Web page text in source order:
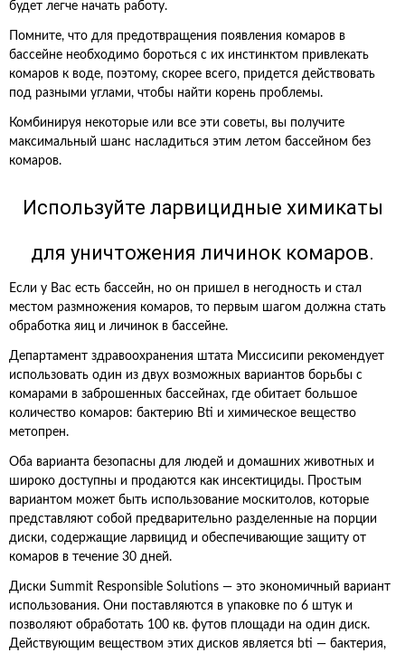
будет легче начать работу.
Помните, что для предотвращения появления комаров в
бассейне необходимо бороться с их инстинктом привлекать
комаров к воде, поэтому, скорее всего, придется действовать
под разными углами, чтобы найти корень проблемы.
Комбинируя некоторые или все эти советы, вы получите
максимальный шанс насладиться этим летом бассейном без
комаров.
Используйте ларвицидные химикаты
для уничтожения личинок комаров.
Если у Вас есть бассейн, но он пришел в негодность и стал
местом размножения комаров, то первым шагом должна стать
обработка яиц и личинок в бассейне.
Департамент здравоохранения штата Миссисипи рекомендует
использовать один из двух возможных вариантов борьбы с
комарами в заброшенных бассейнах, где обитает большое
количество комаров: бактерию Bti и химическое вещество
метопрен.
Оба варианта безопасны для людей и домашних животных и
широко доступны и продаются как инсектициды. Простым
вариантом может быть использование москитолов, которые
представляют собой предварительно разделенные на порции
диски, содержащие ларвицид и обеспечивающие защиту от
комаров в течение 30 дней.
Диски Summit Responsible Solutions — это экономичный вариант
использования. Они поставляются в упаковке по 6 штук и
позволяют обработать 100 кв. футов площади на один диск.
Действующим веществом этих дисков является bti — бактерия,